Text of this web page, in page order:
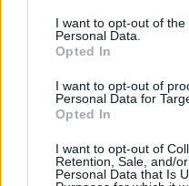
I want to opt-out of the
Personal Data.
Opted In
I want to opt-out of
Personal Data for
Opted In
I want to opt-out of
Retention, Sale, and/
Personal Data that Is
πύλες του σε όλους